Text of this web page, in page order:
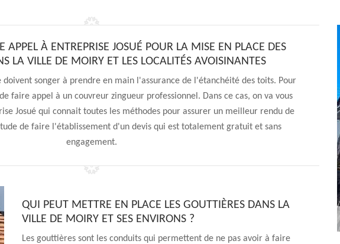
APPEL À ENTREPRISE JOSUÉ POUR LA MISE EN PLACE DES
LA VILLE DE MOIRY ET LES LOCALITÉS AVOISINANTES
doivent songer à prendre en main l'assurance de l'étanchéité des toits. Pour
faire appel à un couvreur zingueur professionnel. Dans ce cas, on va vous
Josué qui connait toutes les méthodes pour assurer un meilleur rendu de
de faire l'établissement d'un devis qui est totalement gratuit et sans
engagement.
QUI PEUT METTRE EN PLACE LES GOUTTIÈRES DANS LA
VILLE DE MOIRY ET SES ENVIRONS ?
Les gouttières sont les conduits qui permettent de ne pas avoir à faire